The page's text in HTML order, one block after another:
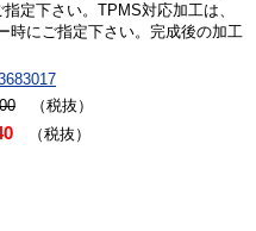
定下さい。TPMS対応加工は、
時にご指定下さい。完成後の加工
（税抜）
（税抜）